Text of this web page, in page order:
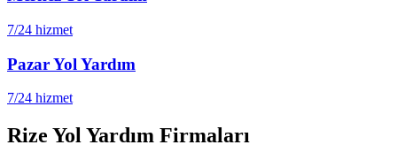
7/24 hizmet
PazarYol Yardım
7/24 hizmet
Rize Yol Yardım Firmaları